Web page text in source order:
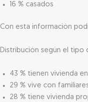
16 % casados
Con esta información
Distribución según el tipo
43 % tienen vivienda
29 % vive con
28 % tiene vivienda